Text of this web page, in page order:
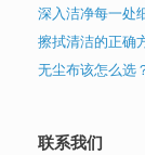
深入洁净每一处
擦拭清洁的正确
无尘布该怎么选
联系我们